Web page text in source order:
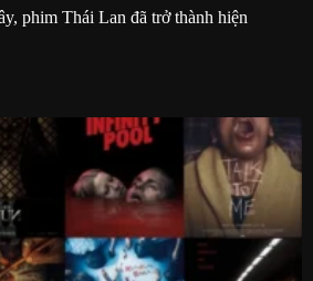
phim Thái Lan đã trở thành hiện